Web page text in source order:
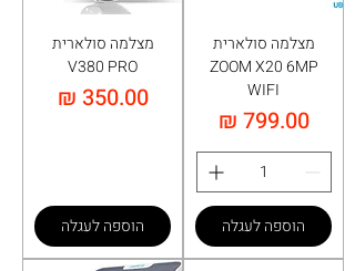
מצלמה סולארית
ZOOM X20 6MP
WIFI
מחיר‏799.00 ‏₪
הוספה לעגלה
מצלמה סולארית
V380 PRO
מחיר‏350.00 ‏₪
הוספה לעגלה